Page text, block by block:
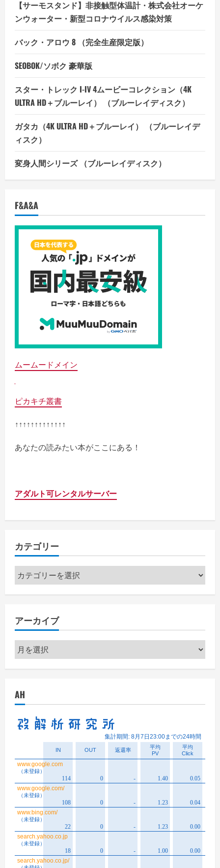
【サーモスタンド】非接触型体温計・株式会社オーケ
ンウォーター・新型コロナウイルス感染対策
バック・アロウ 8 （完全生産限定版）
SEOBOK/ソボク 豪華版
スター・トレック I-IV 4ムービーコレクション（4K
ULTRA HD＋ブルーレイ） （ブルーレイディスク）
ガタカ（4K ULTRA HD＋ブルーレイ） （ブルーレイデ
ィスク）
変身人間シリーズ （ブルーレイディスク）
F&A&A
ムームードメイン
ピカキチ叢書
↑↑↑↑↑↑↑↑↑↑↑↑↑
あなたの読みたい本がここにある！
アダルト可レンタルサーバー
カテゴリー
カ
テ
ー
アーカイブ
ア
ー
ブ
AH